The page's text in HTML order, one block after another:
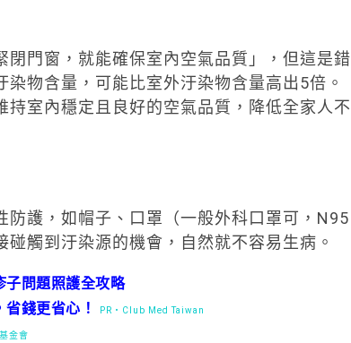
門窗，就能確保室內空氣品質」，但這是錯
物含量，可能比室外汙染物含量高出5倍。
室內穩定且良好的空氣品質，降低全家人不
護，如帽子、口罩（一般外科口罩可，N95
觸到汙染源的機會，自然就不容易生病。
子問題照護全攻略
錢更省心！ PR・Club Med Taiwan
金會